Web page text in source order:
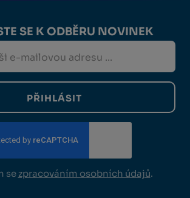
SE K ODBĚRU NOVINEK
PŘIHLÁSIT
se zpracováním osobních údajů.